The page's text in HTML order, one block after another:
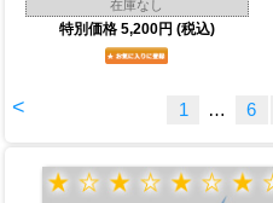
Dinn Bros トロフィー ライジングスタ
ーフットボール TR251FB